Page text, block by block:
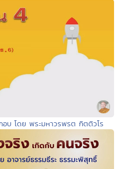
บ โดย พระมหาวรพรต กิตติวโร